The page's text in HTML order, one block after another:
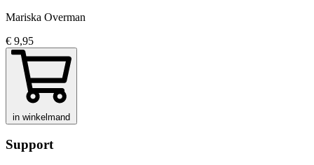
Mariska Overman
€ 9,95
in winkelmand
Support